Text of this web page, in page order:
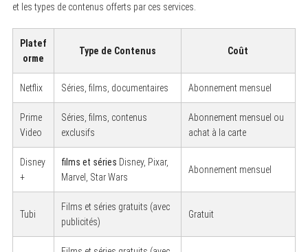
et les types de contenus offerts par ces services.
Platef
orme
Type de Contenus Coût
Netflix Séries, films, documentaires Abonnement mensuel
Prime
Video
Séries, films, contenus
exclusifs
Abonnement mensuel ou
achat à la carte
Disney
+
films et séries Disney, Pixar,
Marvel, Star Wars
Abonnement mensuel
Tubi
Films et séries gratuits (avec
publicités)
Gratuit